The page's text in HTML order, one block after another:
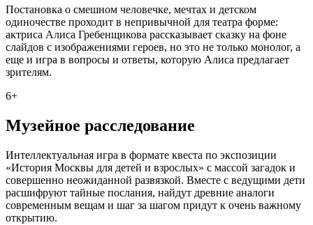
Постановка о смешном человечке, мечтах и детском
одиночестве проходит в непривычной для театра форме:
актриса Алиса Гребенщикова рассказывает сказку на фоне
слайдов с изображениями героев, но это не только монолог, а
еще и игра в вопросы и ответы, которую Алиса предлагает
зрителям.
6+
Музейное расследование
Интеллектуальная игра в формате квеста по экспозиции
«История Москвы для детей и взрослых» с массой загадок и
совершенно неожиданной развязкой. Вместе с ведущими дети
расшифруют тайные послания, найдут древние аналоги
современным вещам и шаг за шагом придут к очень важному
открытию.